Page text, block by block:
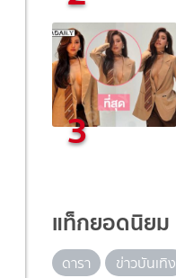
3
แท็กยอดนิยม
ดารา ข่าวบันเทิง